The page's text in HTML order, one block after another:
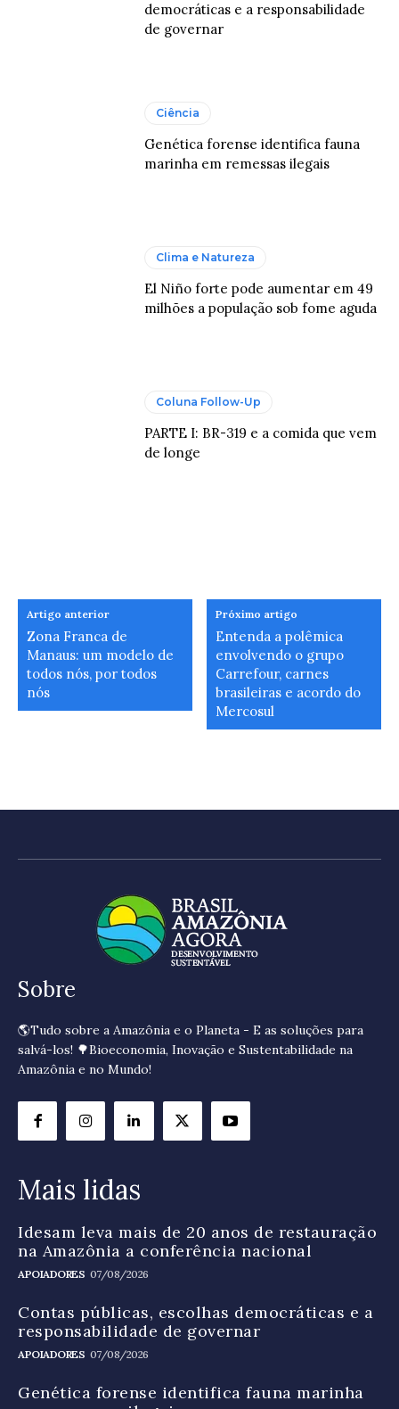
democráticas e a responsabilidade
de governar
Ciência
Genética forense identifica fauna
marinha em remessas ilegais
Clima e Natureza
El Niño forte pode aumentar em 49
milhões a população sob fome aguda
Coluna Follow-Up
PARTE I: BR-319 e a comida que vem
de longe
Artigo anterior
Zona Franca de
Manaus: um modelo de
todos nós, por todos
nós
Próximo artigo
Entenda a polêmica
envolvendo o grupo
Carrefour, carnes
brasileiras e acordo do
Mercosul
Sobre
🌎Tudo sobre a Amazônia e o Planeta - E as soluções para
salvá-los! 🌳Bioeconomia, Inovação e Sustentabilidade na
Amazônia e no Mundo!
Mais lidas
Idesam leva mais de 20 anos de restauração
na Amazônia a conferência nacional
APOIADORES 07/08/2026
Contas públicas, escolhas democráticas e a
responsabilidade de governar
APOIADORES 07/08/2026
Genética forense identifica fauna marinha